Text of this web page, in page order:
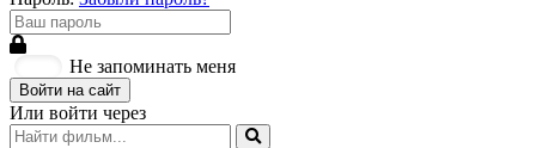
Не запоминать меня
Войти на сайт
Или войти через